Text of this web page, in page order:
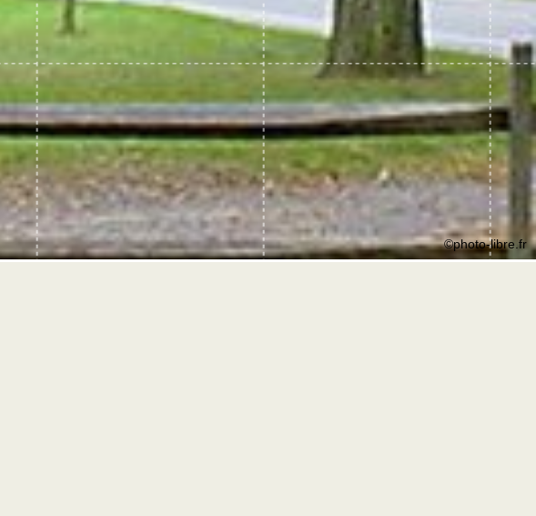
©photo-libre.fr